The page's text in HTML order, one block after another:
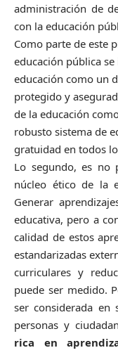
administración de
con la educación
Como parte de este
educación pública
educación como un
protegido y
de la educación
robusto sistema de
gratuidad en todos
Lo segundo, es no
núcleo ético de la
Generar
educativa, pero a
calidad de estos
estandarizadas
curriculares y
puede ser medido.
ser considerada en
personas y
rica en